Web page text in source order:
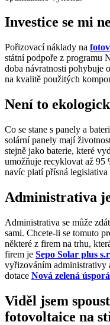
Investice se mi
Pořizovací náklady na
státní podpoře z programu
doba návratnosti pohybuje
na kvalitě použitých
Není to
Co se stane s panely a
solární panely mají
stejně jako baterie, které
umožňuje recyklovat až
navíc platí přísná
Administrativa
Administrativa se může
sami. Chcete-li se tomuto
některé z firem na trhu,
firem je Sepo Solar plus
vyřizováním administrativy
dotace Nová zelená
Viděl jsem
fotovoltaice na